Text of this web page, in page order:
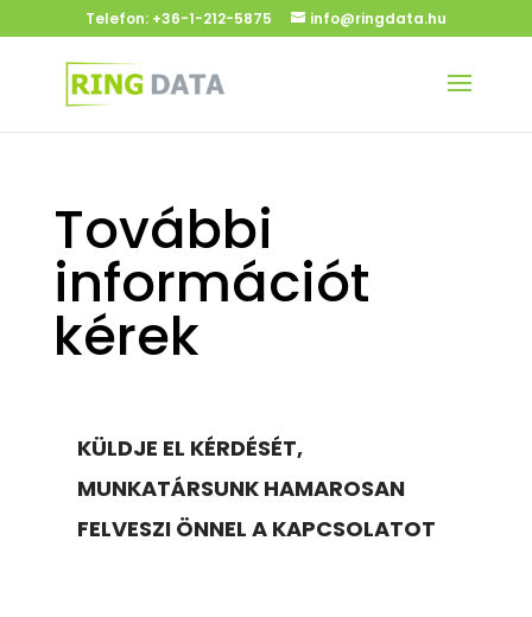
Telefon: +36-1-212-5875 info@ringdata.hu
További
információt
kérek
KÜLDJE EL KÉRDÉSÉT,
MUNKATÁRSUNK HAMAROSAN
FELVESZI ÖNNEL A KAPCSOLATOT